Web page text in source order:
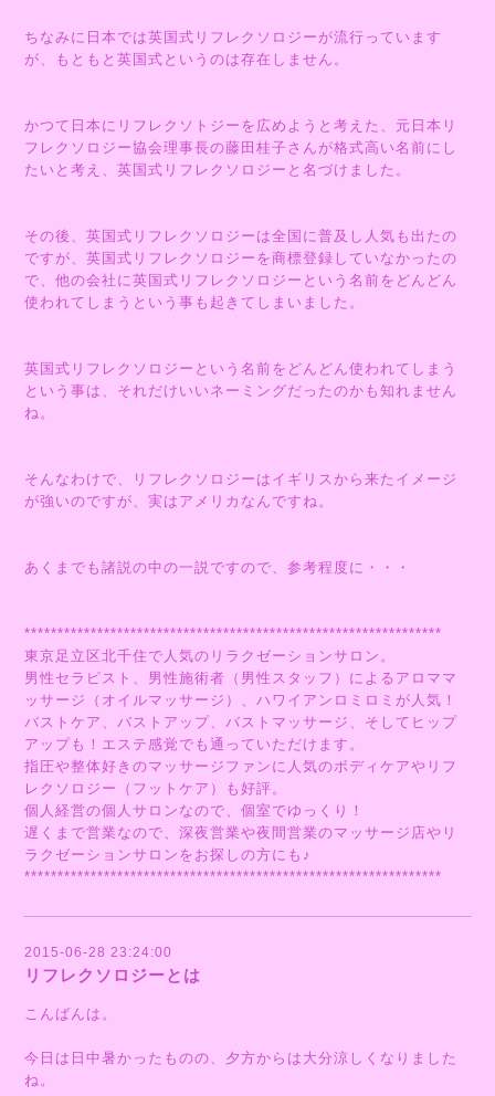
ちなみに日本では英国式リフレクソロジーが流行っています
が、もともと英国式というのは存在しません。
かつて日本にリフレクソトジーを広めようと考えた、元日本リ
フレクソロジー協会理事長の藤田桂子さんが格式高い名前にし
たいと考え、英国式リフレクソロジーと名づけました。
その後、英国式リフレクソロジーは全国に普及し人気も出たの
ですが、英国式リフレクソロジーを商標登録していなかったの
で、他の会社に英国式リフレクソロジーという名前をどんどん
使われてしまうという事も起きてしまいました。
英国式リフレクソロジーという名前をどんどん使われてしまう
という事は、それだけいいネーミングだったのかも知れません
ね。
そんなわけで、リフレクソロジーはイギリスから来たイメージ
が強いのですが、実はアメリカなんですね。
あくまでも諸説の中の一説ですので、参考程度に・・・
***************************************************************
東京足立区北千住で人気のリラクゼーションサロン。
男性セラピスト、男性施術者（男性スタッフ）によるアロママ
ッサージ（オイルマッサージ）、ハワイアンロミロミが人気！
バストケア、バストアップ、バストマッサージ、そしてヒップ
アップも！エステ感覚でも通っていただけます。
指圧や整体好きのマッサージファンに人気のボディケアやリフ
レクソロジー（フットケア）も好評。
個人経営の個人サロンなので、個室でゆっくり！
遅くまで営業なので、深夜営業や夜間営業のマッサージ店やリ
ラクゼーションサロンをお探しの方にも♪
***************************************************************
2015-06-28 23:24:00
リフレクソロジーとは
こんばんは。
今日は日中暑かったものの、夕方からは大分涼しくなりました
ね。